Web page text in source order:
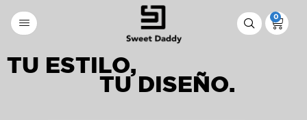
0
TU ESTILO,
TU DISEÑO.